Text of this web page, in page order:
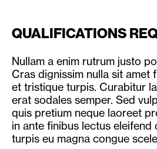
QUALIFICATIONS
Nullam a enim rutrum justo
Cras dignissim nulla sit amet
et tristique turpis. Curabitur
erat sodales semper. Sed
quis pretium neque laoreet
in ante finibus lectus eleifend
turpis eu magna congue